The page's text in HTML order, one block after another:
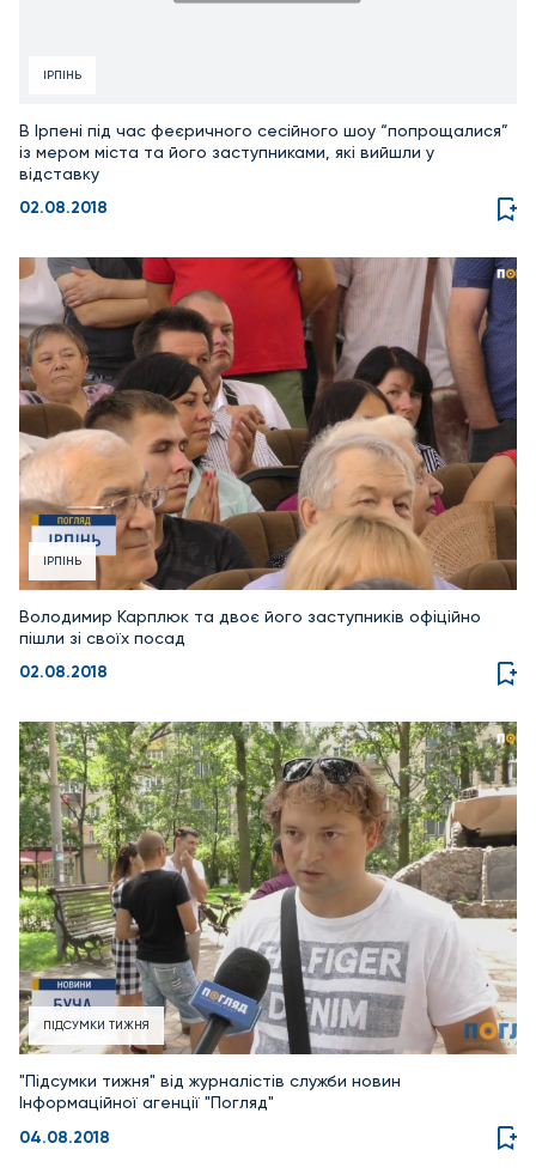
ІРПІНЬ
В Ірпені під час феєричного сесійного шоу “попрощалися”
із мером міста та його заступниками, які вийшли у
відставку
02.08.2018
ІРПІНЬ
Володимир Карплюк та двоє його заступників офіційно
пішли зі своїх посад
02.08.2018
ПІДСУМКИ ТИЖНЯ
"Підсумки тижня" від журналістів служби новин
Інформаційної агенції "Погляд"
04.08.2018